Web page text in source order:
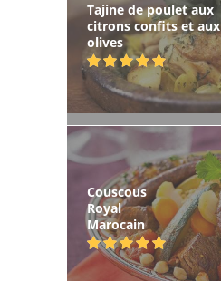
Tajine de poulet aux
citrons confits et aux
olives
Couscous
Royal
Marocain